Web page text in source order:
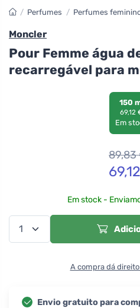
/ Perfumes / Perfumes
Moncler
Pour Femme água
recarregável para
150
69,12
Em
89,83
69,12
Em stock -
A compra dá
Envio gratuito para